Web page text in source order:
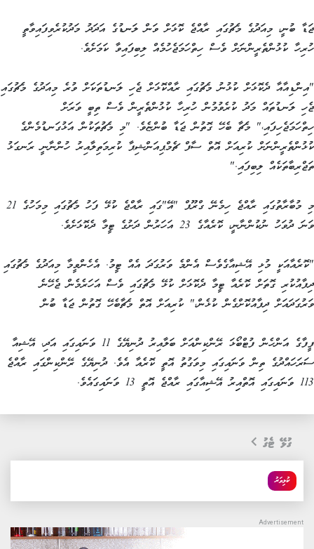
ޖަޑާ ބުނީ، މިއަދުގެ މެޗުގައި ރާއްޖެ ކޮޅަށް ވަން ލަނޑުގެ އަދަދު މަދުކުރެވިފައިވާތީ
ހުރިހާ ކުޅުންތެރީންނަށް ވެސް ހިތްހަމަޖެހުމެއް ލިބިފައިވާ ކަމަށެވެ.
"އިންޑިއާއާ ދެކޮޅަށް ކުޅުނު މެޗުގައި ރާއްކޮޅަށް ޖެހި ލަނޑުތަކަށް ވުރެ މިއަދުގެ މެޗުގައި
ޖެހި ލަނޑުތައް މަދު ކުރެވުމުން ހުރިހާ ކުޅުންތެރީން ވެސް ތިބީ ވަރަށް
ހިތްހަމަޖެހިފައި،" މެޗާ ބެހޭ ގޮތުން ޖަޑާ ބުންޏެވެ. "މި މެޗުތަކުން އަޅުގަނޑުމެންގެ
ކުޅުންތެރީންނަށް ކުރިއަށް އޮތް ސާފް ޗެމްޕިއަންޝިޕާ ކުރިމަތިލާއިރު ހުންނާނީ ރަނގަޅު
ތަޖްރިބާތަކެއް ލިބިފައި."
މި މުބާރާތުގައި ރާއްޖެ ހިމެނޭ ގްރޫޕް "އޭ"ގައި ރާއްޖެ ކުޅޭ ފަހު މެޗުގައި މިމަހުގެ 21
ވަނަ ދުވަހު ނުކުންނާނީ، ކޮރެއާގެ 23 އަހަރުން ދަށުގެ ޓީމާ ދެކޮޅަށެވެ.
"ކޮރެއާއަކީ މުޅި އޭޝިއާގެވެސް އެންމެ ވަރުގަދަ އެއް ޓީމު. އެހެންވީމާ މިއަދުގެ މެޗުގައި
ދިފާއުކުރި ގޮތަށް ކޮރެއާ ޓީމާ ދެކޮޅަށް ކުޅޭ މެޗުގައި ވެސް އަހަރެމެން ޖެހޭނެ
ވަރުގަދައަށް ދިފާއުކޮށްގެން ކުޅެން،" ކުރިއަށް އޮތް މެޗާބެހޭ ގޮތުން ޖަޑާ ބުން
ފީފާގެ އަންހެން ފުޓްބޯޅަ ރޭންކިންއަށް ބަލާއިރު ދުނިޔޭގެ 11 ވަނައިގައި އަދި، އޭޝިއާ
ސަރަހައްދުގެ ތިން ވަނައިގައި މިވަގުތު އޮތީ ކޮރެއާ އެވެ. ދުނިޔޭގެ ރޭންކިންގައި ރާއްޖެ
113 ވަނައިގައި އޮތްއިިރު އޭޝިއާގައި ރާއްޖެ އޮތީ 13 ވަނައިގައެވެ.
ގުޅޭ ޓެގު
ކުޅިވަރު